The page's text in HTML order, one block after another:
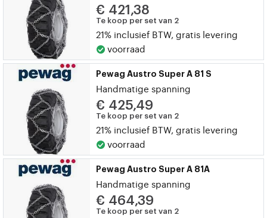
€ 421,38
Te koop per set van 2
21% inclusief BTW, gratis levering
voorraad
Pewag Austro Super A 81 S
Handmatige spanning
€ 425,49
Te koop per set van 2
21% inclusief BTW, gratis levering
voorraad
Pewag Austro Super A 81A
Handmatige spanning
€ 464,39
Te koop per set van 2